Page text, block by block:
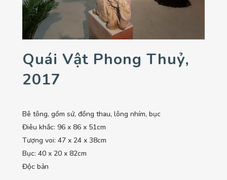
Quái Vật Phong Thuỷ,
2017
Bê tông, gốm sứ, đồng thau, lông nhím, bục
Điêu khắc: 96 x 86 x 51cm
Tượng voi: 47 x 24 x 38cm
Bục: 40 x 20 x 82cm
Độc bản